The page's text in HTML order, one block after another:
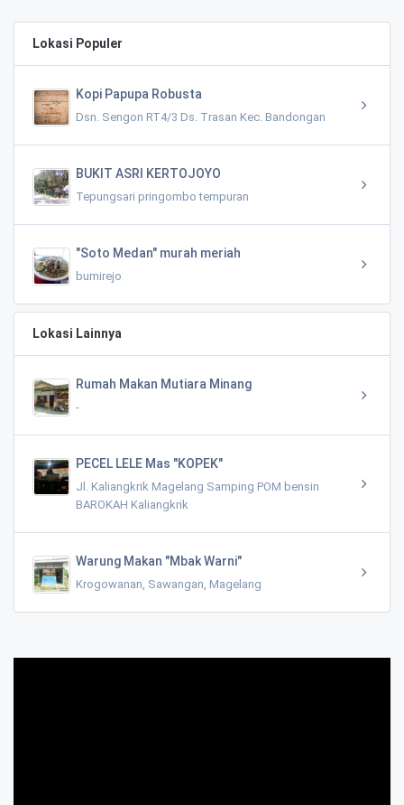
Lokasi Populer
Kopi Papupa Robusta
Dsn. Sengon RT4/3 Ds. Trasan Kec. Bandongan
BUKIT ASRI KERTOJOYO
Tepungsari pringombo tempuran
"Soto Medan" murah meriah
bumirejo
Lokasi Lainnya
Rumah Makan Mutiara Minang
-
PECEL LELE Mas "KOPEK"
Jl. Kaliangkrik Magelang Samping POM bensin
BAROKAH Kaliangkrik
Warung Makan "Mbak Warni"
Krogowanan, Sawangan, Magelang